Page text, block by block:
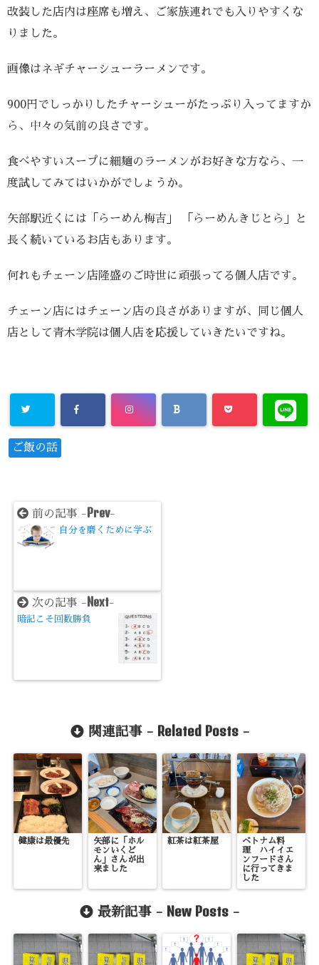
改装した店内は座席も増え、ご家族連れでも入りやすくな
りました。
画像はネギチャーシューラーメンです。
900円でしっかりしたチャーシューがたっぷり入ってますか
ら、中々の気前の良さです。
食べやすいスープに細麺のラーメンがお好きな方なら、一
度試してみてはいかがでしょうか。
矢部駅近くには「らーめん梅吉」 「らーめんきじとら」と
長く続いているお店もあります。
何れもチェーン店隆盛のご時世に頑張ってる個人店です。
チェーン店にはチェーン店の良さがありますが、同じ個人
店として青木学院は個人店を応援していきたいですね。
ご飯の話
前の記事 -Prev-
自分を磨くために学ぶ
次の記事 -Next-
暗記こそ回数勝負
関連記事 - Related Posts-
健康は最優先
矢部に「ホル
モンいくど
ん」さんが出
来ました
紅茶は紅茶屋
ベトナム料
理 ハイイエ
ンフードさん
に行ってきま
した
最新記事 - New Posts -